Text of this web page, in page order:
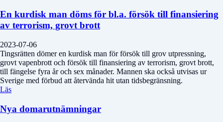
En kurdisk man döms för bl.a. försök till finansiering
av terrorism, grovt brott
2023-07-06
Tingsrätten dömer en kurdisk man för försök till grov utpressning,
grovt vapenbrott och försök till finansiering av terrorism, grovt brott,
till fängelse fyra år och sex månader. Mannen ska också utvisas ur
Sverige med förbud att återvända hit utan tidsbegränsning.
Läs
Nya domarutnämningar